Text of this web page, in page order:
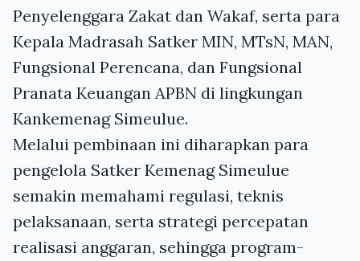
Penyelenggara Zakat dan Wakaf, serta para
Kepala Madrasah Satker MIN, MTsN, MAN,
Fungsional Perencana, dan Fungsional
Pranata Keuangan APBN di lingkungan
Kankemenag Simeulue.
Melalui pembinaan ini diharapkan para
pengelola Satker Kemenag Simeulue
semakin memahami regulasi, teknis
pelaksanaan, serta strategi percepatan
realisasi anggaran, sehingga program-